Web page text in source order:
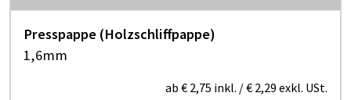
Presspappe (Holzschliffpappe)
1,6mm
ab € 2,75 inkl. /€ 2,29 exkl. USt.